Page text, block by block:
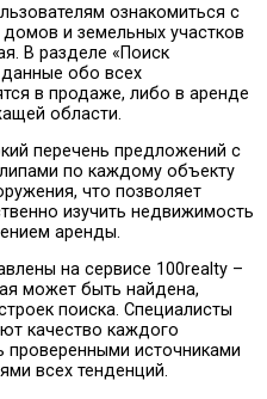
ознакомиться с
и земельных участков
В разделе «Поиск
обо всех
в продаже, либо в аренде
области.
перечень предложений с
по каждому объекту
что позволяет
изучить недвижимость
аренды.
на сервисе 100realty –
может быть найдена,
поиска. Специалисты
качество каждого
источниками
всех тенденций.